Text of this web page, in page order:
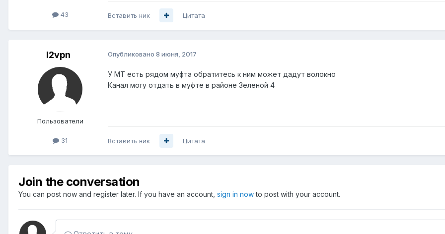
43 Вставить ник Цитата
l2vpn
Пользователи
31
Опубликовано 8 июня, 2017
У МТ есть рядом муфта обратитесь к ним может дадут волокно
Канал могу отдать в муфте в районе Зеленой 4
Вставить ник Цитата
Join the conversation
You can post now and register later. If you have an account, sign in nowto post with your account.